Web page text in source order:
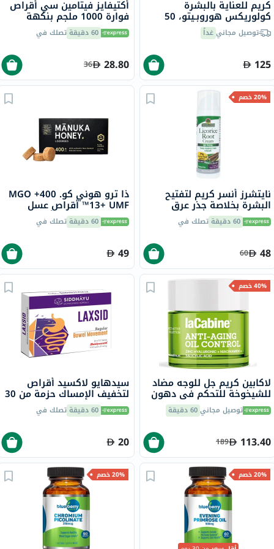
كريم للعناية بالبشرة
كولوريكس هوروبـيتو، 50
جرامتوصيل مجانيغداً
125
أكتيفايز فيتامين سي أقراص
فوارة 1000 ملجم بنكهة
البرتقال حزمة من 20
60 دقيقة تصلك في
28.80
36
20% خصم
نايتشرز أنسر كريم لتفتيح
البشرة بخلاصة جذر عرق
السوس، مقاوم لعلامات
التقدم في السن، 50 مل
60 دقيقة تصلك في
48
60
ذا ترو هوني كو. 400+ MGO
13+ UMF™ أقراص عسل
مانوكا 2.8 جرام 8 أقراص60 دقيقة تصلك في
49
40% خصم
لاكابين كريم جل للوجه مضاد
للشيخوخة للتحكم في دهون
الوجه مع زنك الهيالورونيك
والنياسيناميد وحمض
50 مل
توصيل مجاني60 دقيقة
113.40
189
سيدهايو لاكسيد أقراص
لتخفيف الإمساك حزمة من 30
60 دقيقة تصلك في
20
20% خصم 20% خصم